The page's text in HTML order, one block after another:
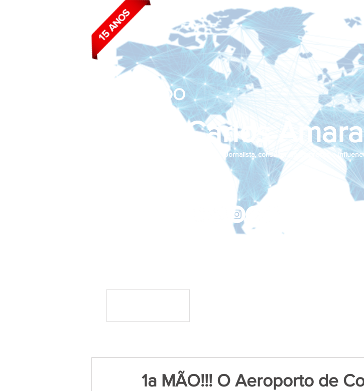
João Carlos
BLOG DO
Jornalista, consultor de empresas e
1a MÃO!!! O Aeroporto de